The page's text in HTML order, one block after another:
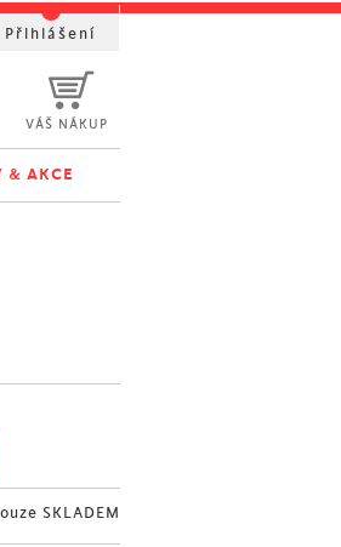
SKLADEM
VÁŠ NÁKUP
& AKCE
Přihlášení